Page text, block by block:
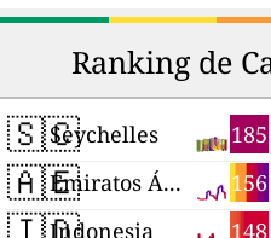
Ranking de
🇸🇨 185
Seychelles
🇦🇪 156
Emiratos Árabes Unidos
148
Indonesia